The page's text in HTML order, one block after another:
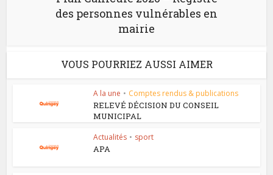
des personnes vulnérables en
mairie
VOUS POURRIEZ AUSSI AIMER
A la une • Comptes rendus & publications
RELEVÉ DÉCISION DU CONSEIL
MUNICIPAL
Actualités • sport
APA